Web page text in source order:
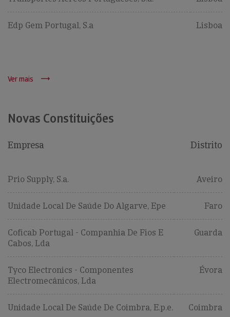
Edp Gem Portugal, S.a Lisboa
Ver mais
Novas Constituições
Empresa Distrito
Prio Supply, S.a. Aveiro
Unidade Local De Saúde Do Algarve, Epe Faro
Coficab Portugal - Companhia De Fios E
Cabos, Lda
Guarda
Tyco Electronics - Componentes
Electromecânicos, Lda
Évora
Unidade Local De Saúde De Coimbra, E.p.e. Coimbra